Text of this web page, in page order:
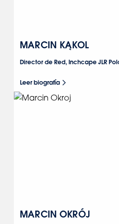
MARCIN KĄKOL
Director de Red, Inchcape JLR
Leer biografía
MARCIN OKRÓJ